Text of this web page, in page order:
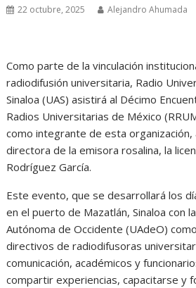
22 octubre, 2025 Alejandro Ahumada
Como parte de la vinculación
radiodifusión universitaria, Radio
Sinaloa (UAS) asistirá al Décimo
Radios Universitarias de México
como integrante de esta organización,
directora de la emisora rosalina, la
Rodríguez García.
Este evento, que se desarrollará los
en el puerto de Mazatlán, Sinaloa con
Autónoma de Occidente (UAdeO)
directivos de radiodifusoras
comunicación, académicos y
compartir experiencias, capacitarse y